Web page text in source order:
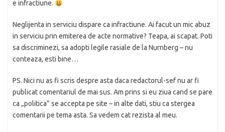
e infractiune.
Neglijenta in serviciu dispare ca infractiune. Ai facut un mic abuz
in serviciu prin emiterea de acte normative? Teapa, ai scapat. Poti
sa discriminezi, sa adopti legile rasiale de la Nurnberg – nu
conteaza, esti bine…
PS. Nici nu as fi scris despre asta daca redactorul-sef nu ar fi
publicat comentariul de mai sus. Am prins si eu ziua cand se pare
ca „politica” se accepta pe site – in alte dati, stiu ca stergea
comentarii pe tema asta. Sa vedem cat rezista al meu.